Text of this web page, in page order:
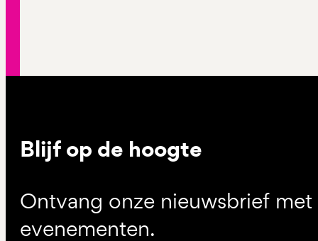
Blijf op de hoogte
Ontvang onze nieuwsbrief
evenementen.